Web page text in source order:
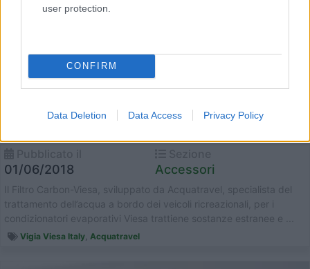
user protection.
CONFIRM
Data Deletion Data Access Privacy Policy
01/06/2018 Accessori
Il Filtro Carbon-Viesa, sviluppato da Acquatravel, specialista del
trattamento dell’acqua a bordo dei veicoli ricreazionali, per i
condizionatori evaporativi Viesa trattiene sostanze estranee e ...
Vigia Viesa Italy Acquatravel